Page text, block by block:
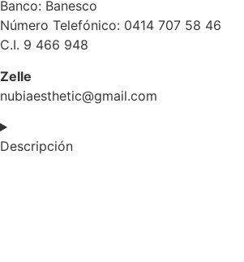
Banco: Banesco
Número Telefónico: 0414 707 58 46
C.I. 9 466 948
Zelle
nubiaesthetic@gmail.com
Descripción